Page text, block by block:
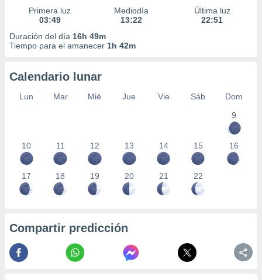
Primera luz
03:49
Mediodía
13:22
Última luz
22:51
Duración del día 16h 49m
Tiempo para el amanecer 1h 42m
Calendario lunar
Lun Mar Mié Jue Vie Sáb
Dom
9
10 11 12 13 14 15 16
17 18 19 20 21 22
Compartir predicción